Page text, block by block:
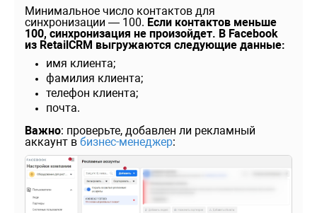
Минимальное число контактов для
синхронизации — 100. Если контактов меньше
100, синхронизация не произойдет. В Facebook
из RetailCRM выгружаются следующие данные:
имя клиента;
фамилия клиента;
телефон клиента;
почта.
Важно: проверьте, добавлен ли рекламный
аккаунт в бизнес-менеджер: